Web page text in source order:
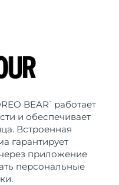
BEAR ™
работает
и обеспечивает
Встроенная
гарантирует
приложение
персональные